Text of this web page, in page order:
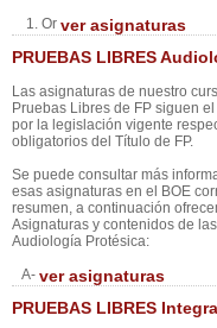
1. Or ver asignaturas
PRUEBAS LIBRES
Las asignaturas de nuestro
Pruebas Libres de FP siguen
por la legislación vigente
obligatorios del Título de FP.
Se puede consultar más
esas asignaturas en el BOE
resumen, a continuación
Asignaturas y contenidos de
Audiología Protésica:
A- ver asignaturas
PRUEBAS LIBRES